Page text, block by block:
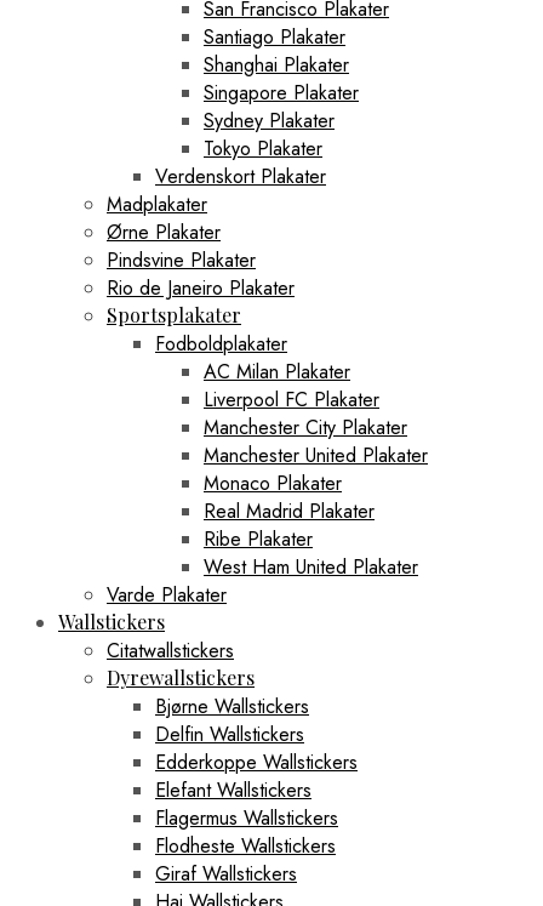
San Francisco Plakater
Santiago Plakater
Shanghai Plakater
Singapore Plakater
Sydney Plakater
Tokyo Plakater
Verdenskort Plakater
Madplakater
Ørne Plakater
Pindsvine Plakater
Rio de Janeiro Plakater
Sportsplakater
Fodboldplakater
AC Milan Plakater
Liverpool FC Plakater
Manchester City Plakater
Manchester United Plakater
Monaco Plakater
Real Madrid Plakater
Ribe Plakater
West Ham United Plakater
Varde Plakater
Wallstickers
Citatwallstickers
Dyrewallstickers
Bjørne Wallstickers
Delfin Wallstickers
Edderkoppe Wallstickers
Elefant Wallstickers
Flagermus Wallstickers
Flodheste Wallstickers
Giraf Wallstickers